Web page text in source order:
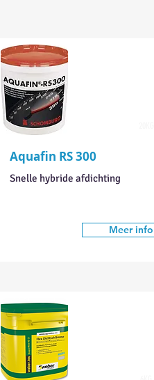
Aquafin RS 300
Snelle hybride afdichting
Meer info